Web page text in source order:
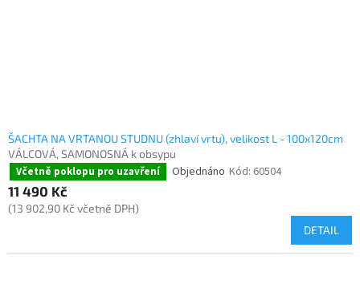
ŠACHTA NA VRTANOU STUDNU (zhlaví vrtu), velikost L - 100x120cm
VÁLCOVÁ, SAMONOSNÁ k obsypu
Včetně poklopu pro uzavření Objednáno Kód: 60504
11 490 Kč
(13 902,90 Kč včetně DPH)
DETAIL